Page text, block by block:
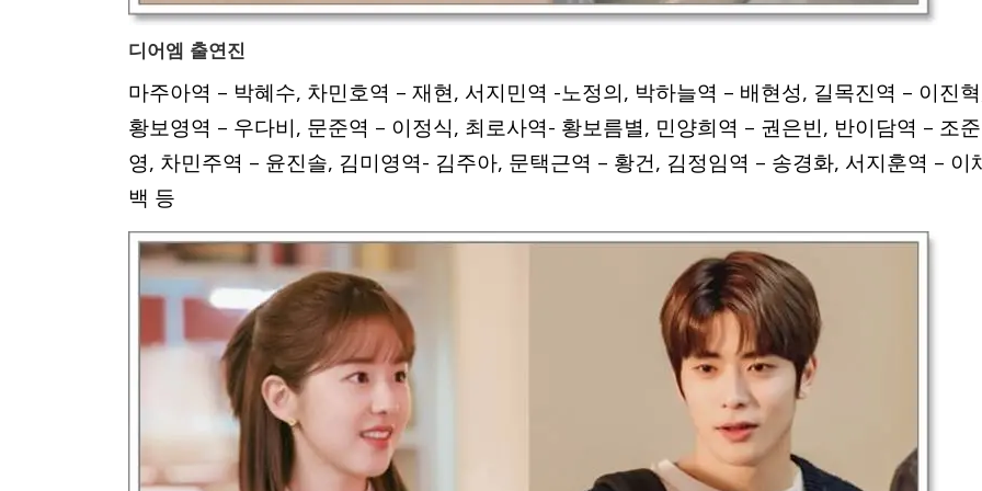
디어엠 출연진
마주아역 – 박혜수, 차민호역 – 재현, 서지민역 -노정의, 박하늘역 – 배현성, 길목진역 – 이진
황보영역 – 우다비, 문준역 – 이정식, 최로사역- 황보름별, 민양희역 – 권은빈, 반이담역 – 조준
영, 차민주역 – 윤진솔, 김미영역- 김주아, 문택근역 – 황건, 김정임역 – 송경화, 서지훈역 – 이
백 등